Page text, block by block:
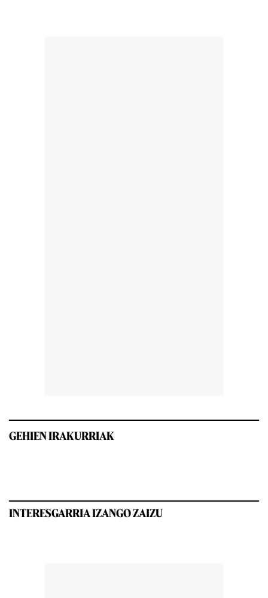
GEHIEN IRAKURRIAK
INTERESGARRIA IZANGO ZAIZU